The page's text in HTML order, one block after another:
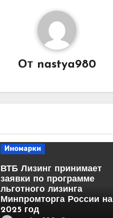
От nastya980
Иномарки
ВТБ Лизинг принимает
заявки по программе
льготного лизинга
Минпромторга России на
2025 год